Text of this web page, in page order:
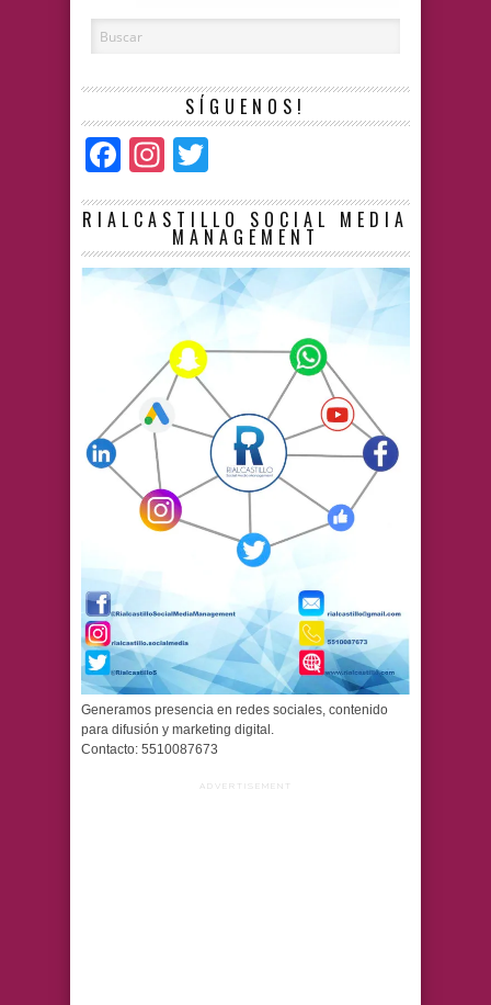
SÍGUENOS!
Facebook
Instagram
RIALCASTILLO SOCIAL MEDIA
MANAGEMENT
Generamos presencia en redes sociales, contenido
para difusión y marketing digital.
Contacto: 5510087673
ADVERTISEMENT